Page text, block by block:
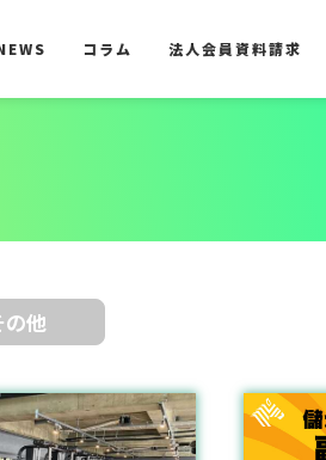
コラム
法人会員資料請求
の他